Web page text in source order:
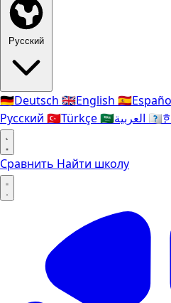
Русский
🇩🇪Deutsch 🇬🇧English 🇪🇸
Русский 🇹🇷Türkçe🇸🇦 🇰🇷
Сравнить Найти школу